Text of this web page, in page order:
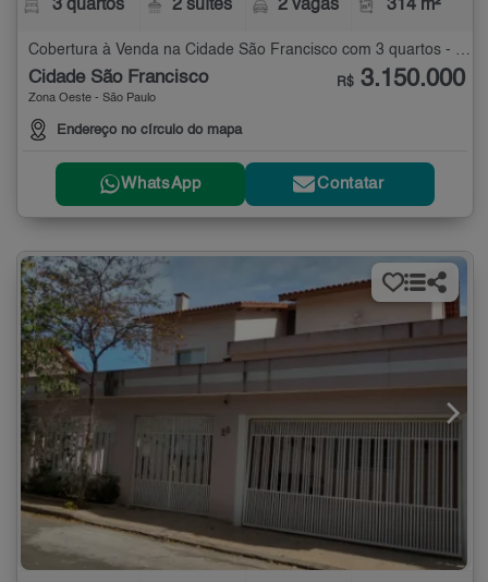
3 quartos 2 suítes 2 vagas 314 m²
Cidade São Francisco
Zona Oeste - São Paulo
Endereço no círculo do mapa
R$ 3.150.000
WhatsApp Contatar